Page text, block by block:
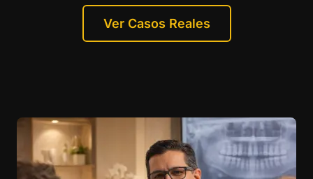
Ver Casos Reales